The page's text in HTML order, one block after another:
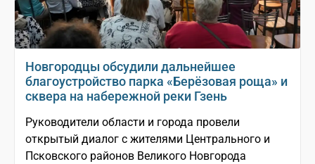
Новгородцы обсудили дальнейшее
благоустройство парка «Берёзовая роща» и
сквера на набережной реки Гзень
Руководители области и города провели
открытый диалог с жителями Центрального и
Псковского районов Великого Новгорода